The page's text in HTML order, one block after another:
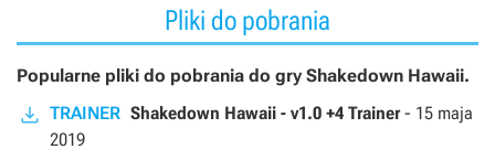
Pliki do pobrania
Popularne pliki do pobrania do gry Shakedown Hawaii.
TRAINER Shakedown Hawaii - v1.0 +4 Trainer- 15 maja
2019